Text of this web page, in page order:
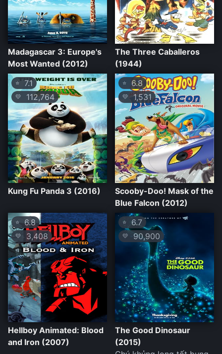
Madagascar 3: Europe's
Most Wanted (2012)
The Three Caballeros
(1944)
⭐ 7.1
💛 112,764
Kung Fu Panda 3 (2016)
⭐ 6.8
💛 1,531
Scooby-Doo! Mask of the
Blue Falcon (2012)
⭐ 6.8
💛 3,408
Hellboy Animated: Blood
and Iron (2007)
⭐ 6.7
💛 90,900
The Good Dinosaur
(2015)